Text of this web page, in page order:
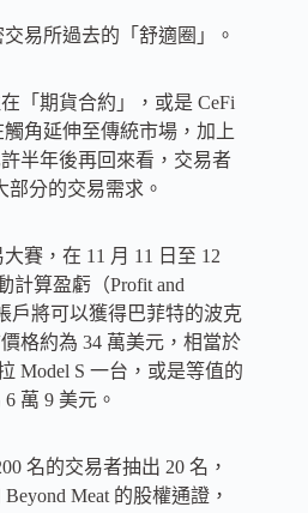
易所過去的「舒適圈」。
「期貨合約」，或是 CeFi
角延伸至傳統市場，加上
半年後再回來看，交易者
部分的交易需求。
賽，在 11 月 11 日至 12
計算盈虧（Profit and
戶將可以獲得巴菲特的波克
格約為 34 萬美元，相當於
Model S 一台，或是等值的
萬 9 美元。
名的交易者抽出 20 名，
Meat 的股權通證，